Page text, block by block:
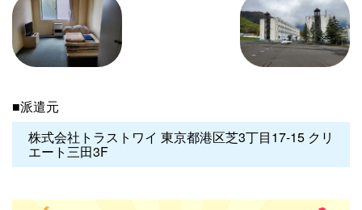
■派遣元
株式会社トラストワイ 東京都港区芝3丁目17-15 クリ
エート三田3F